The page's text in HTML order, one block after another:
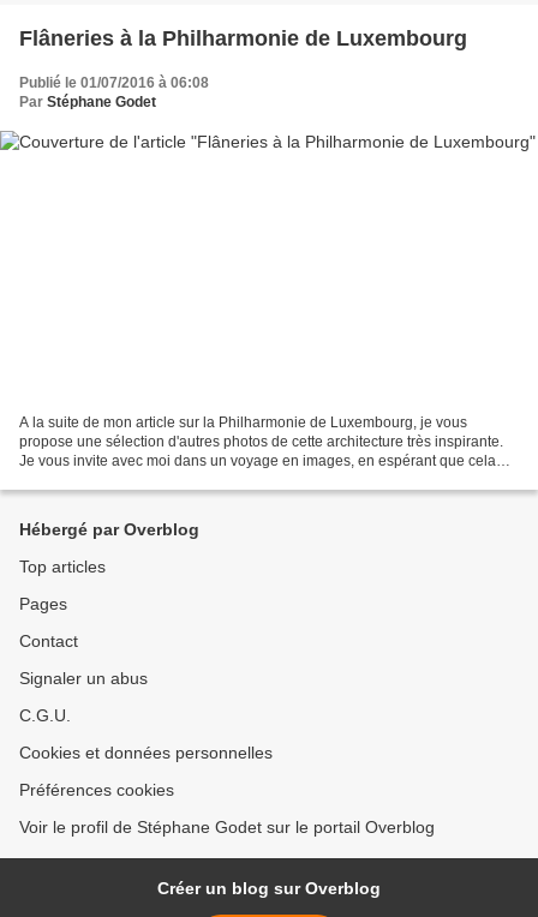
Flâneries à la Philharmonie de Luxembourg
Publié le 01/07/2016 à 06:08
Par Stéphane Godet
A la suite de mon article sur la Philharmonie de Luxembourg, je vous
propose une sélection d'autres photos de cette architecture très inspirante.
Je vous invite avec moi dans un voyage en images, en espérant que cela
Hébergé par Overblog
Top articles
Pages
Contact
Signaler un abus
C.G.U.
Cookies et données personnelles
Préférences cookies
Voir le profil de Stéphane Godet sur le portail Overblog
Créer un blog sur Overblog